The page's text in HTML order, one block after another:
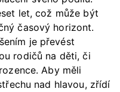
let, což může být
časový horizont.
je převést
rodičů na děti, či
Aby měli
nad hlavou, zřídí